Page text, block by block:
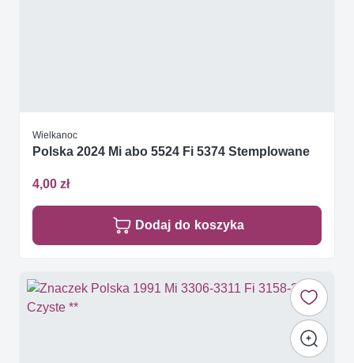
Wielkanoc
Polska 2024 Mi abo 5524 Fi 5374 Stemplowane
4,00 zł
Dodaj do koszyka